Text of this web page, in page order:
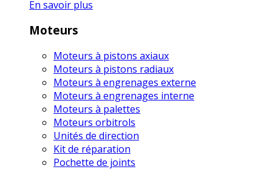
En savoir plus
Moteurs
Moteurs à pistons axiaux
Moteurs à pistons radiaux
Moteurs à engrenages externe
Moteurs à engrenages interne
Moteurs à palettes
Moteurs orbitrols
Unités de direction
Kit de réparation
Pochette de joints